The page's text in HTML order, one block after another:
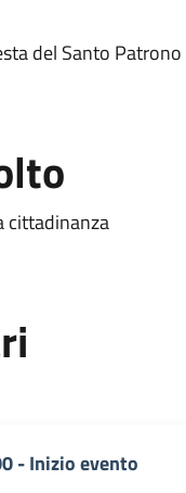
del Santo
cittadinanza
- Inizio evento